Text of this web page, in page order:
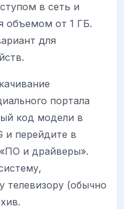
в сеть и
объемом от 1 ГБ.
для
портала
код модели в
и перейдите в
и драйверы».
(обычно